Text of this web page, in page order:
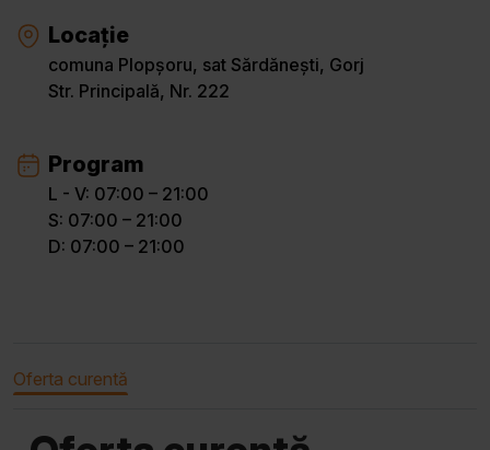
Locație
comuna Plopșoru, sat Sărdănești, Gorj
Str. Principală, Nr. 222
Program
L - V: 07:00 – 21:00
S: 07:00 – 21:00
D: 07:00 – 21:00
Oferta curentă